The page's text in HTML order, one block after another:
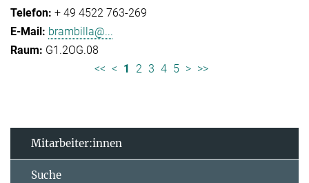
+ 49 4522 763-269
brambilla@...
G1.2OG.08
<< < 1 2 3 4 5 > >>
Mitarbeiter:innen
Suche